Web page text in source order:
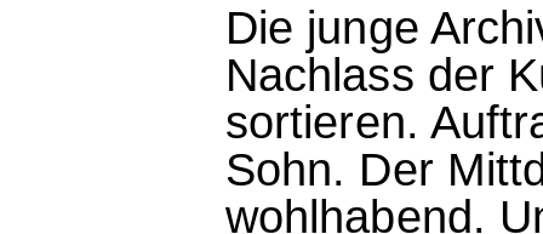
Die junge
Nachlass der
sortieren.
Sohn. Der
wohlhabend.